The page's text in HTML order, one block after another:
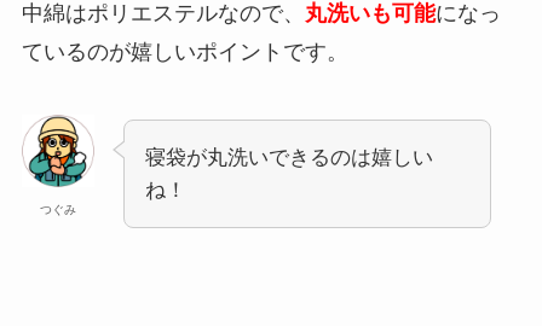
中綿はポリエステルなので、 丸洗いも可能になっ
ているのが嬉しいポイントです。
つぐみ
寝袋が丸洗いできるのは嬉しい
ね！